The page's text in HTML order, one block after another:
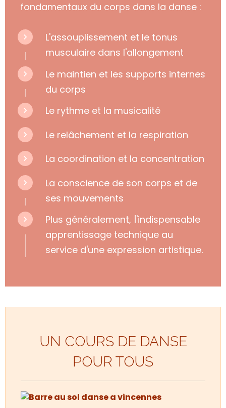
fondamentaux du corps dans la danse :
L'assouplissement et le tonus
musculaire dans l'allongement
Le maintien et les supports internes
du corps
Le rythme et la musicalité
Le relâchement et la respiration
La coordination et la concentration
La conscience de son corps et de
ses mouvements
Plus généralement, l'indispensable
apprentissage technique au
service d'une expression artistique.
UN COURS DE DANSE
POUR TOUS